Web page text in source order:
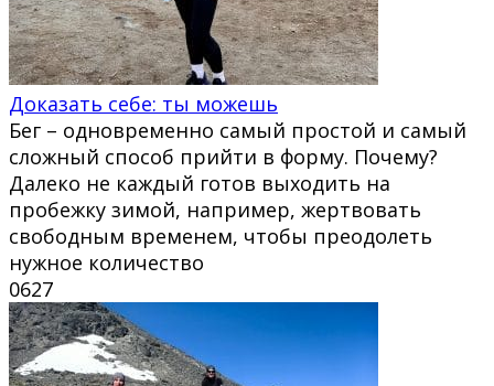
Доказать себе: ты можешь
Бег – одновременно самый простой и самый
сложный способ прийти в форму. Почему?
Далеко не каждый готов выходить на
пробежку зимой, например, жертвовать
свободным временем, чтобы преодолеть
нужное количество
0627